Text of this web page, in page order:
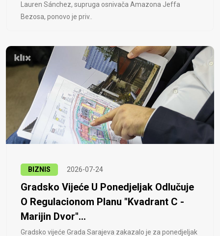
Lauren Sánchez, supruga osnivača Amazona Jeffa
Bezosa, ponovo je priv..
BIZNIS 2026-07-24
Gradsko Vijeće U Ponedjeljak Odlučuje
O Regulacionom Planu "Kvadrant C -
Marijin Dvor"...
Gradsko vijeće Grada Sarajeva zakazalo je za ponedjeljak